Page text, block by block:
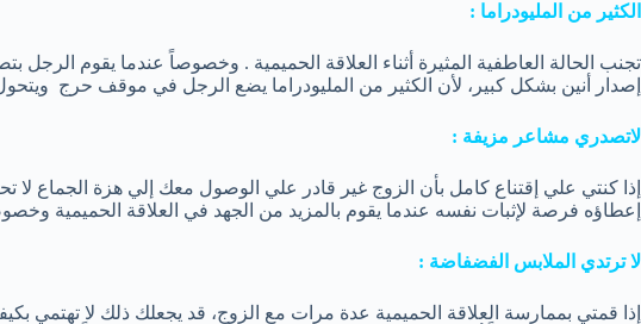
الكثير من المليودراما :
تجنب الحالة العاطفية المثيرة أثناء العلاقة الحميمية . وخصوصاً عندما يقوم الرجل
إصدار أنين بشكل كبير، لأن الكثير من المليودراما يضع الرجل في موقف حرج
لاتصدري مشاعر مزيفة :
إذا كنتي علي إقتناع كامل بأن الزوج غير قادر علي الوصول معك إلي هزة الجماع لا
إعطاؤه فرصة لإثبات نفسه عندما يقوم بالمزيد من الجهد في العلاقة الحميمية
لا ترتدي الملابس الفضفاضة :
إذا قمتي بممارسة العلاقة الحميمية عدة مرات مع الزوج، قد يجعلك ذلك لا تهتمي